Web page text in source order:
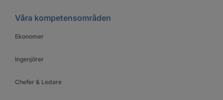
Våra kompetensområden
Ekonomer
Ingenjörer
Chefer & Ledare